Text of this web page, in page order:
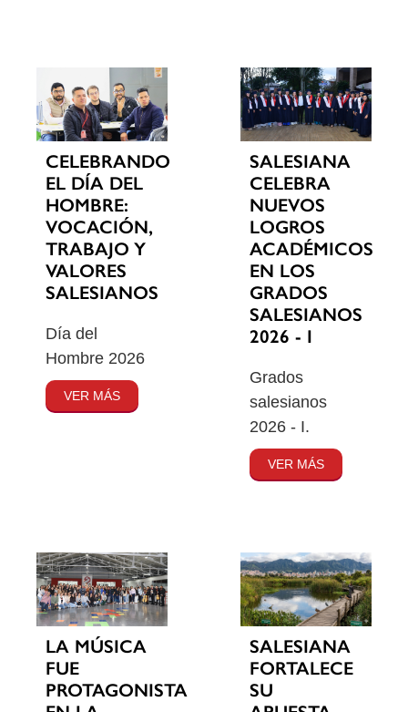
CELEBRANDO
EL DÍA DEL
HOMBRE:
VOCACIÓN,
TRABAJO Y
VALORES
SALESIANOS
Día del
Hombre 2026
VER MÁS
SALESIANA
CELEBRA
NUEVOS
LOGROS
ACADÉMICOS
EN LOS
GRADOS
SALESIANOS
2026 - I
Grados
salesianos
2026 - I.
VER MÁS
LA MÚSICA
FUE
PROTAGONISTA
SALESIANA
FORTALECE
SU